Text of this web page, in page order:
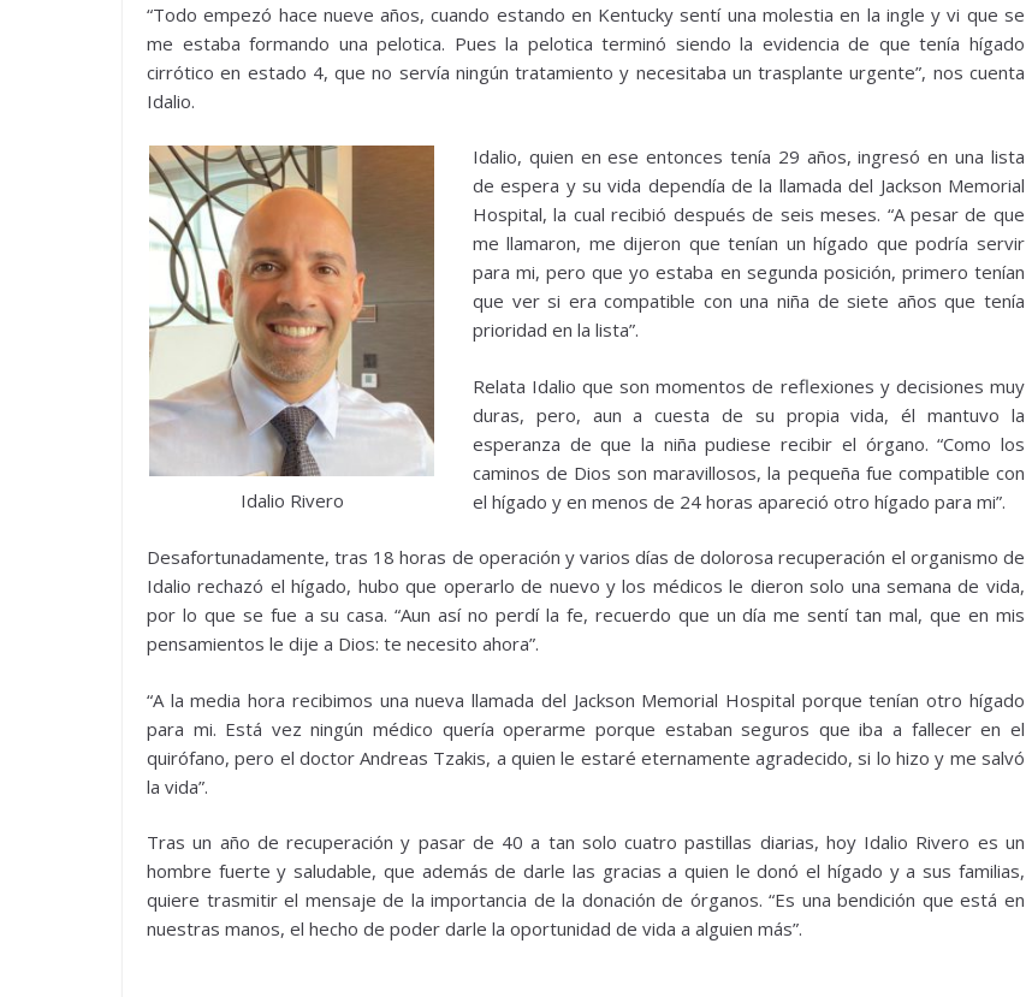
“Todo empezó hace nueve años, cuando estando en Kentucky sentí una molestia en la ingle y vi que se
me estaba formando una pelotica. Pues la pelotica terminó siendo la evidencia de que tenía hígado
cirrótico en estado 4, que no servía ningún tratamiento y necesitaba un trasplante urgente”, nos cuenta
Idalio.
Idalio Rivero
Idalio, quien en ese entonces tenía 29 años, ingresó en una lista
de espera y su vida dependía de la llamada del Jackson Memorial
Hospital, la cual recibió después de seis meses. “A pesar de que
me llamaron, me dijeron que tenían un hígado que podría servir
para mi, pero que yo estaba en segunda posición, primero tenían
que ver si era compatible con una niña de siete años que tenía
prioridad en la lista”.
Relata Idalio que son momentos de reflexiones y decisiones muy
duras, pero, aun a cuesta de su propia vida, él mantuvo la
esperanza de que la niña pudiese recibir el órgano. “Como los
caminos de Dios son maravillosos, la pequeña fue compatible con
el hígado y en menos de 24 horas apareció otro hígado para mi”.
Desafortunadamente, tras 18 horas de operación y varios días de dolorosa recuperación el organismo de
Idalio rechazó el hígado, hubo que operarlo de nuevo y los médicos le dieron solo una semana de vida,
por lo que se fue a su casa. “Aun así no perdí la fe, recuerdo que un día me sentí tan mal, que en mis
pensamientos le dije a Dios: te necesito ahora”.
“A la media hora recibimos una nueva llamada del Jackson Memorial Hospital porque tenían otro hígado
para mi. Está vez ningún médico quería operarme porque estaban seguros que iba a fallecer en el
quirófano, pero el doctor Andreas Tzakis, a quien le estaré eternamente agradecido, si lo hizo y me salvó
la vida”.
Tras un año de recuperación y pasar de 40 a tan solo cuatro pastillas diarias, hoy Idalio Rivero es un
hombre fuerte y saludable, que además de darle las gracias a quien le donó el hígado y a sus familias,
quiere trasmitir el mensaje de la importancia de la donación de órganos. “Es una bendición que está en
nuestras manos, el hecho de poder darle la oportunidad de vida a alguien más”.